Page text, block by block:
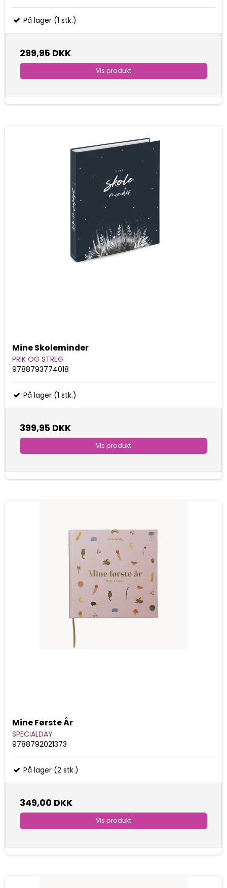
På lager (1 stk.)
299,95 DKK
Vis produkt
Mine Skoleminder
PRIK OG STREG
9788793774018
På lager (1 stk.)
399,95 DKK
Vis produkt
Mine Første År
SPECIALDAY
9788792021373
På lager (2 stk.)
349,00 DKK
Vis produkt